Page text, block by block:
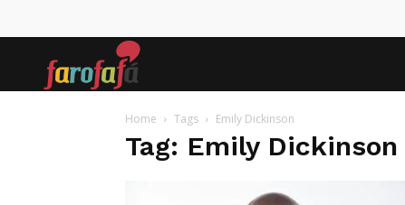
Home Tags Emily Dickinson
Tag: Emily Dickinson